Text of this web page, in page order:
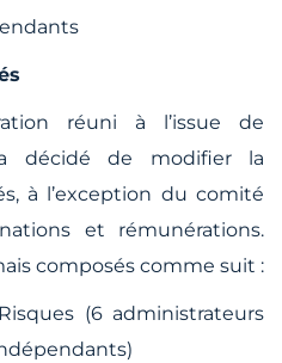
réuni à l’issue de
a décidé de modifier la
à l’exception du comité
et rémunérations.
composés comme suit :
(6 administrateurs